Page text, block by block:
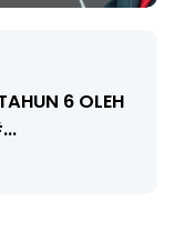
6 OLEH